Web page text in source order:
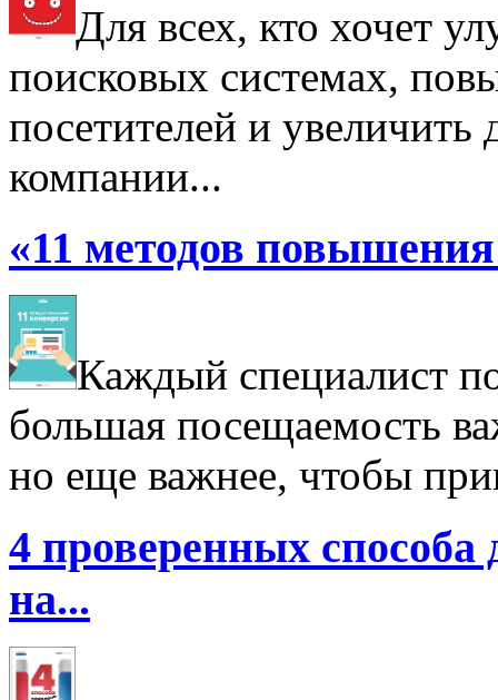
Для всех, кто хочет
поисковых системах,
посетителей и увеличить
компании...
«11 методов
Каждый специалист
большая посещаемость
но еще важнее, чтобы
4 проверенных
на...